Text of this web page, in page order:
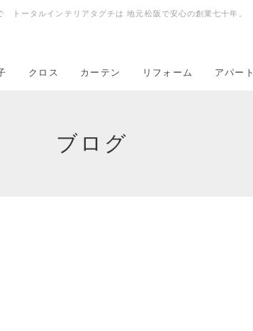
トータルインテリアタグチは 地元松阪で安心の創業七十年。
クロス カーテン リフォーム アパート
ブログ